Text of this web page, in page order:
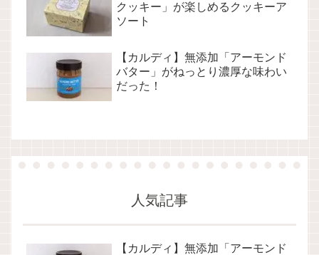
クッキー」が楽しめるクッキーア
ソート
【カルディ】無添加「アーモンド
バター」がねっとり濃厚な味わい
だった！
人気記事
【カルディ】無添加「アーモンド